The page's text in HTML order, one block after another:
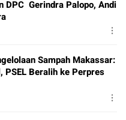
DPC Gerindra Palopo, Andi
Sampah Makassar:
PSEL Beralih ke Perpres